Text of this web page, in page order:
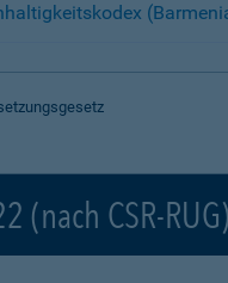
(nach CSR-